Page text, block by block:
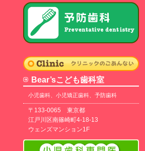
Bear’sこども歯科室
小児歯科、小児矯正歯科、予防歯科
〒133-0065 東京都
江戸川区南篠崎町4-18-13
ウェンズマンション1F